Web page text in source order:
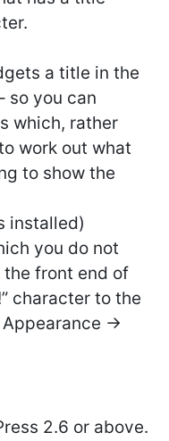
a title in the
so you can
which, rather
work out what
to show the
installed)
you do not
front end of
character to the
->
2.6 or above.